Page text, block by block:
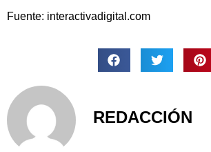
Fuente: interactivadigital.com
REDACCIÓN